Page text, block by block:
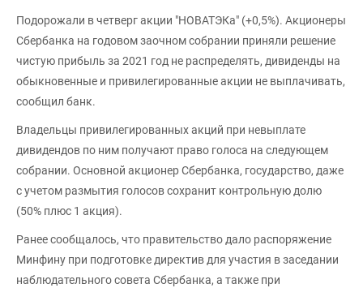
Подорожали в четверг акции "НОВАТЭКа" (+0,5%). Акционеры
Сбербанка на годовом заочном собрании приняли решение
чистую прибыль за 2021 год не распределять, дивиденды на
обыкновенные и привилегированные акции не выплачивать,
сообщил банк.
Владельцы привилегированных акций при невыплате
дивидендов по ним получают право голоса на следующем
собрании. Основной акционер Сбербанка, государство, даже
с учетом размытия голосов сохранит контрольную долю
(50% плюс 1 акция).
Ранее сообщалось, что правительство дало распоряжение
Минфину при подготовке директив для участия в заседании
наблюдательного совета Сбербанка, а также при